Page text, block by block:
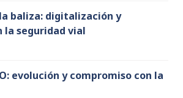
baliza: digitalización y
la seguridad vial
evolución y compromiso con la